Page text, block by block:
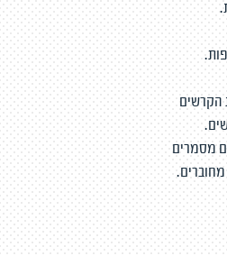
הקרשים
מסמרים